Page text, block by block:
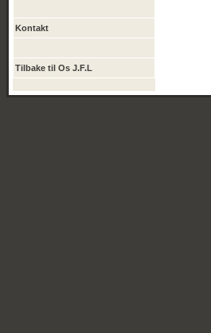
Kontakt
Tilbake til Os J.F.L